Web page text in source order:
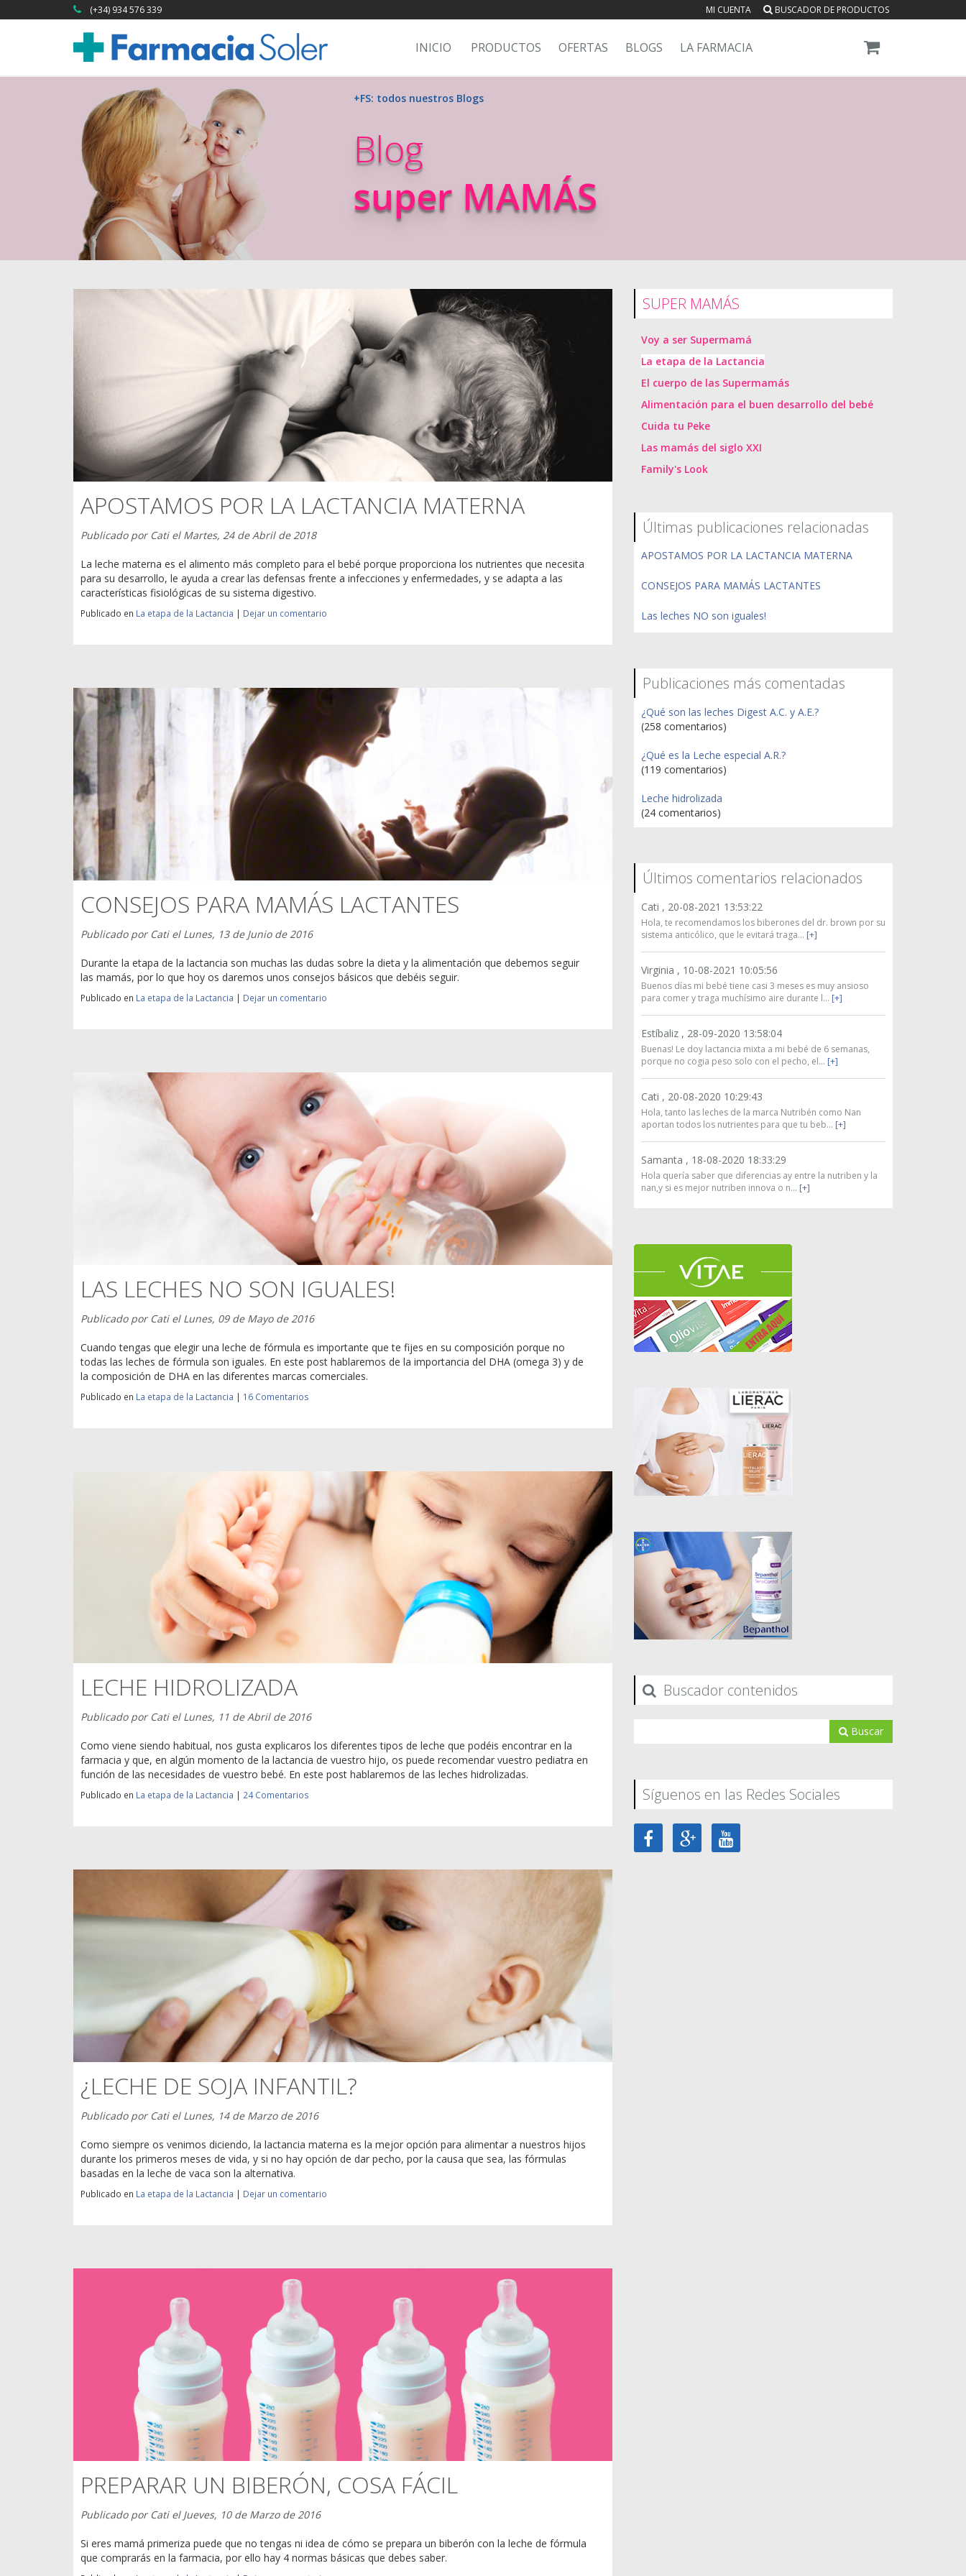
(+34) 934 576 339 MI CUENTA BUSCADOR DE PRODUCTOS
INICIO PRODUCTOS OFERTAS BLOGS LA FARMACIA
+FS: todos nuestros Blogs
Blog
super MAMÁS
APOSTAMOS POR LA LACTANCIA MATERNA
Publicado por Catiel Martes, 24 de Abril de 2018
La leche materna es el alimento más completo para el bebé porque proporciona los nutrientes que necesita
para su desarrollo, le ayuda a crear las defensas frente a infecciones y enfermedades, y se adapta a las
características fisiológicas de su sistema digestivo.
Publicado en La etapa de la Lactancia | Dejar un comentario
CONSEJOS PARA MAMÁS LACTANTES
Publicado por Catiel Lunes, 13 de Junio de 2016
Durante la etapa de la lactancia son muchas las dudas sobre la dieta y la alimentación que debemos seguir
las mamás, por lo que hoy os daremos unos consejos básicos que debéis seguir.
Publicado en La etapa de la Lactancia | Dejar un comentario
LAS LECHES NO SON IGUALES!
Publicado por Catiel Lunes, 09 de Mayo de 2016
Cuando tengas que elegir una leche de fórmula es importante que te fijes en su composición porque no
todas las leches de fórmula son iguales. En este post hablaremos de la importancia del DHA (omega 3) y de
la composición de DHA en las diferentes marcas comerciales.
Publicado en La etapa de la Lactancia | 16 Comentarios
LECHE HIDROLIZADA
Publicado por Catiel Lunes, 11 de Abril de 2016
Como viene siendo habitual, nos gusta explicaros los diferentes tipos de leche que podéis encontrar en la
farmacia y que, en algún momento de la lactancia de vuestro hijo, os puede recomendar vuestro pediatra en
función de las necesidades de vuestro bebé. En este post hablaremos de las leches hidrolizadas.
Publicado en La etapa de la Lactancia | 24 Comentarios
¿LECHE DE SOJA INFANTIL?
Publicado por Catiel Lunes, 14 de Marzo de 2016
Como siempre os venimos diciendo, la lactancia materna es la mejor opción para alimentar a nuestros hijos
durante los primeros meses de vida, y si no hay opción de dar pecho, por la causa que sea, las fórmulas
basadas en la leche de vaca son la alternativa.
Publicado en La etapa de la Lactancia | Dejar un comentario
PREPARAR UN BIBERÓN, COSA FÁCIL
Publicado por Catiel Jueves, 10 de Marzo de 2016
Si eres mamá primeriza puede que no tengas ni idea de cómo se prepara un biberón con la leche de fórmula
que comprarás en la farmacia, por ello hay 4 normas básicas que debes saber.
SUPER MAMÁS
Voy a ser Supermamá
La etapa de la Lactancia
El cuerpo de las Supermamás
Alimentación para el buen desarrollo del bebé
Cuida tu Peke
Las mamás del siglo XXI
Family's Look
Últimas publicaciones relacionadas
APOSTAMOS POR LA LACTANCIA MATERNA
CONSEJOS PARA MAMÁS LACTANTES
Las leches NO son iguales!
Publicaciones más comentadas
¿Qué son las leches Digest A.C. y A.E.?
(258 comentarios)
¿Qué es la Leche especial A.R.?
(119 comentarios)
Leche hidrolizada
(24 comentarios)
Últimos comentarios relacionados
Cati , 20-08-2021 13:53:22
Hola, te recomendamos los biberones del dr. brown por su
sistema anticólico, que le evitará traga... [+]
Virginia , 10-08-2021 10:05:56
Buenos días mi bebé tiene casi 3 meses es muy ansioso
para comer y traga muchísimo aire durante l... [+]
Estíbaliz , 28-09-2020 13:58:04
Buenas! Le doy lactancia mixta a mi bebé de 6 semanas,
porque no cogia peso solo con el pecho, el... [+]
Cati , 20-08-2020 10:29:43
Hola, tanto las leches de la marca Nutribén como Nan
aportan todos los nutrientes para que tu beb... [+]
Samanta , 18-08-2020 18:33:29
Hola quería saber que diferencias ay entre la nutriben y la
nan,y si es mejor nutriben innova o n... [+]
Buscador contenidos
Buscar
Síguenos en las Redes Sociales